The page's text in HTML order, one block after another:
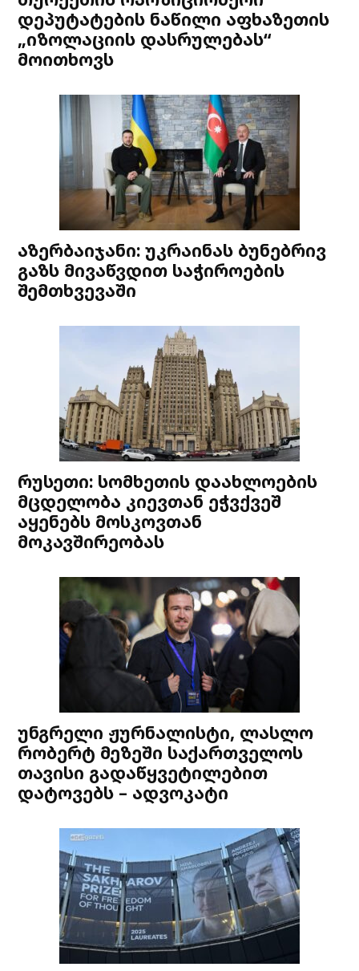
დეპუტატების ნაწილი აფხაზეთის
„იზოლაციის დასრულებას“
მოითხოვს
აზერბაიჯანი: უკრაინას ბუნებრივ
გაზს მივაწვდით საჭიროების
შემთხვევაში
რუსეთი: სომხეთის დაახლოების
მცდელობა კიევთან ეჭვქვეშ
აყენებს მოსკოვთან
მოკავშირეობას
უნგრელი ჟურნალისტი, ლასლო
რობერტ მეზეში საქართველოს
თავისი გადაწყვეტილებით
დატოვებს – ადვოკატი